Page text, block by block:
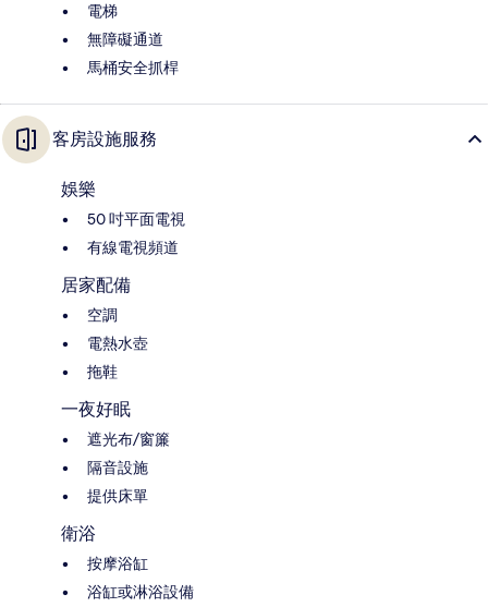
電梯
無障礙通道
馬桶安全抓桿
客房設施服務
娛樂
50 吋平面電視
有線電視頻道
居家配備
空調
電熱水壺
拖鞋
一夜好眠
遮光布/窗簾
隔音設施
提供床單
衛浴
按摩浴缸
浴缸或淋浴設備